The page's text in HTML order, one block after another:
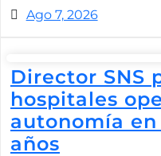
Ago 7, 2026
Director SNS
hospitales
autonomía
años